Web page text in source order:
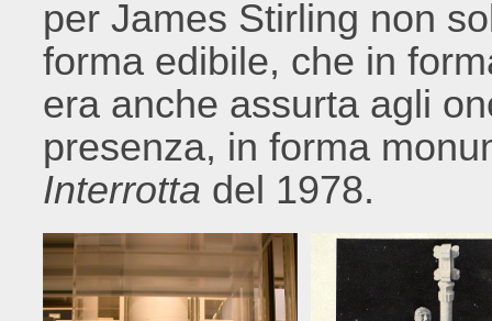
per James Stirling non
forma edibile, che in
era anche assurta agli
presenza, in forma
Interrotta del 1978.